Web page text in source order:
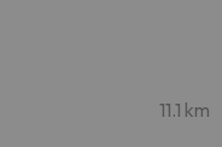
11.1 km